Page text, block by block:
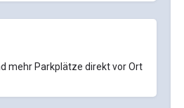
mehr Parkplätze direkt vor Ort